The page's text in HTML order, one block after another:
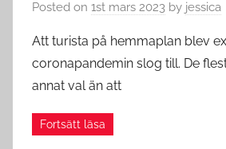
Posted on 1st mars 2023 by jessica
Att turista på hemmaplan blev
coronapandemin slog till. De
annat val än att